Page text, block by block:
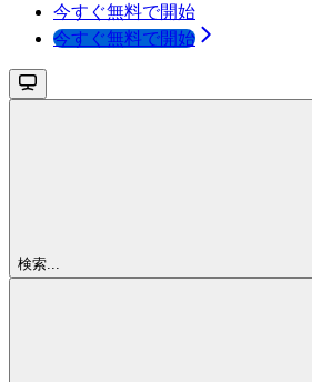
今すぐ無料で開始
今すぐ無料で開始
検索...